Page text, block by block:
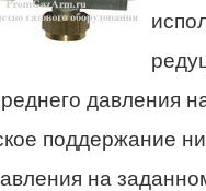
р
давления
поддержание
на